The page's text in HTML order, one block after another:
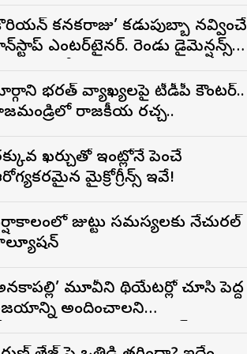
కనకరాజు’ కడుపుబ్బా నవ్వించే
ఎంటర్‌టైనర్. రెండు డైమెన్షన్స్
: వరుణ్ తేజ్
భరత్ వ్యాఖ్యలపై టీడీపీ కౌంటర్..
రాజకీయ రచ్చ..
ఖర్చుతో ఇంట్లోనే పెంచే
మైక్రోగ్రీన్స్ ఇవే!
జుట్టు సమస్యలకు నేచురల్
మూవీని థియేటర్లో చూసి పెద్ద
అందించాలని